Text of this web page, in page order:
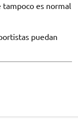
tampoco es normal
puedan